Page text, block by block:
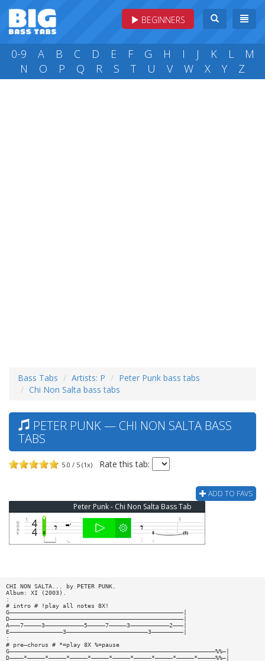
BEGINNERS
0-9 A B C D E F G H I J K L
M
N
O P Q R S T U V W X Y Z
Bass Tabs Artists: P
Peter Punk bass tabs
Chi Non Salta bass tabs
PETER PUNK — CHI NON SALTA BASS
TABS
5.0 / 5 (1x) Rate this tab:
ADD TO FAVS
Peter Punk - Chi Non Salta Bass Tab
CHI NON SALTA... by PETER PUNK.
Album: XI (2003).
:
# intro # !play all notes 8X!
G—————————————————————————————————————————————————|
D—————————————————————————————————————————————————|
A———7—————3———————————5—————7—————3———————————2———|
E———————————————3———————————————————————3—————————|
:
# pre—chorus # *=play 8X %=pause
G——————————————————————————————————————————————————————————%%—|
D————*—————*—————*—————*—————*—————*—————*—————*—————*—————%%—|